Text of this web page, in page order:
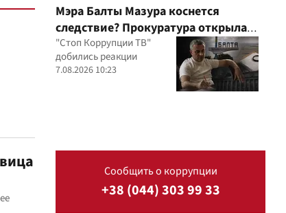
Мэра Балты Мазура коснется
следствие? Прокуратура открыла
производство после расследования
"Стоп Коррупции ТВ"
"Стоп Коррупции ТВ"
добились реакции
7.08.2026 10:23
Сообщить о коррупции
+38 (044) 303 99 33